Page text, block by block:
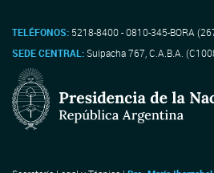
TELÉFONOS: 5218-8400 - 0810-345-BORA
SEDE CENTRAL:Suipacha 767, C.A.B.A.